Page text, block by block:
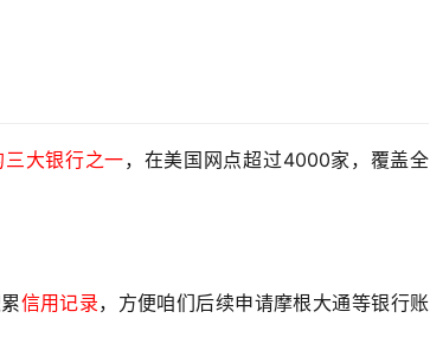
三大银行之一，在美国网点超过4000家，覆盖全
信用记录，方便咱们后续申请摩根大通等银行账